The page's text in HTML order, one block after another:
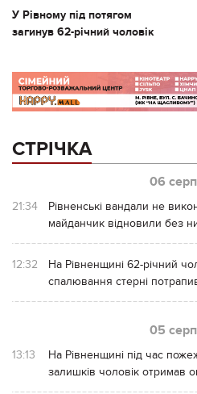
У Рівному під потягом
загинув 62-річний чоловік
СТРІЧКА
06
21:34
Рівненські вандали не
майданчик відновили без
12:32
На Рівненщині 62-річний
спалювання стерні
05
13:13
На Рівненщині під час
залишків чоловік отримав